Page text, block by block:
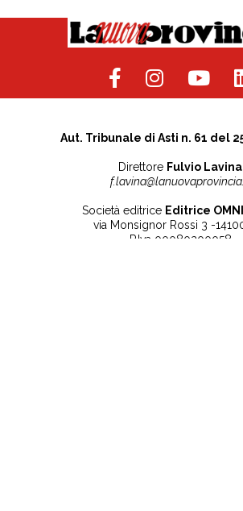
Aut. Tribunale di Asti n. 61 del
Direttore Fulvio Lavina
Società editrice Editrice
via Monsignor Rossi 3 -
P.Iva 00080200058